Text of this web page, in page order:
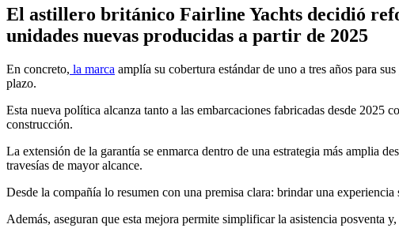
El astillero británico Fairline Yachts decidió
unidades nuevas producidas a partir de 2025
En concreto, la marca amplía su cobertura estándar de uno a tres años para
plazo.
Esta nueva política alcanza tanto a las embarcaciones fabricadas desde
construcción.
La extensión de la garantía se enmarca dentro de una estrategia más amplia
travesías de mayor alcance.
Desde la compañía lo resumen con una premisa clara: brindar una
Además, aseguran que esta mejora permite simplificar la asistencia